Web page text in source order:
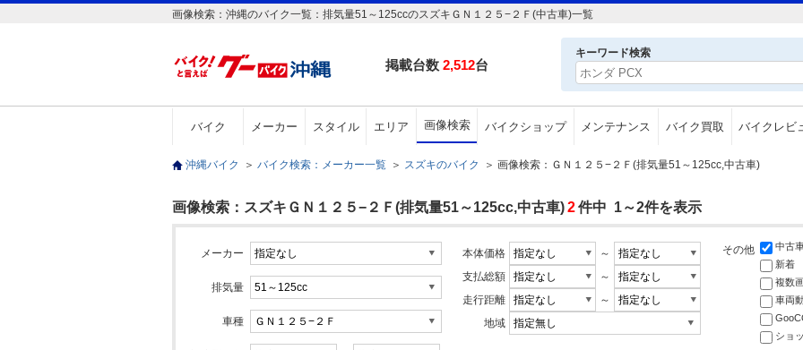
画像検索：沖縄のバイク一覧：排気量51～125ccのスズキＧＮ１２５−２Ｆ(中古車)一覧
掲載台数 2,512台
キーワード検索
バイク メーカー スタイル エリア 画像検索 バイクショップ メンテナンス バイク買取 バイクレビ
沖縄バイク ＞ バイク検索：メーカー一覧 ＞ スズキのバイク ＞ 画像検索：ＧＮ１２５−２Ｆ(排気量51～125cc,中古車)
画像検索：スズキＧＮ１２５−２Ｆ(排気量51～125cc,中古車)2件中 1～2件を表示
メーカー
排気量
車種
本体価格
～
支払総額
～
走行距離
～
地域
その他 中古
新着
複数
車両
ショ